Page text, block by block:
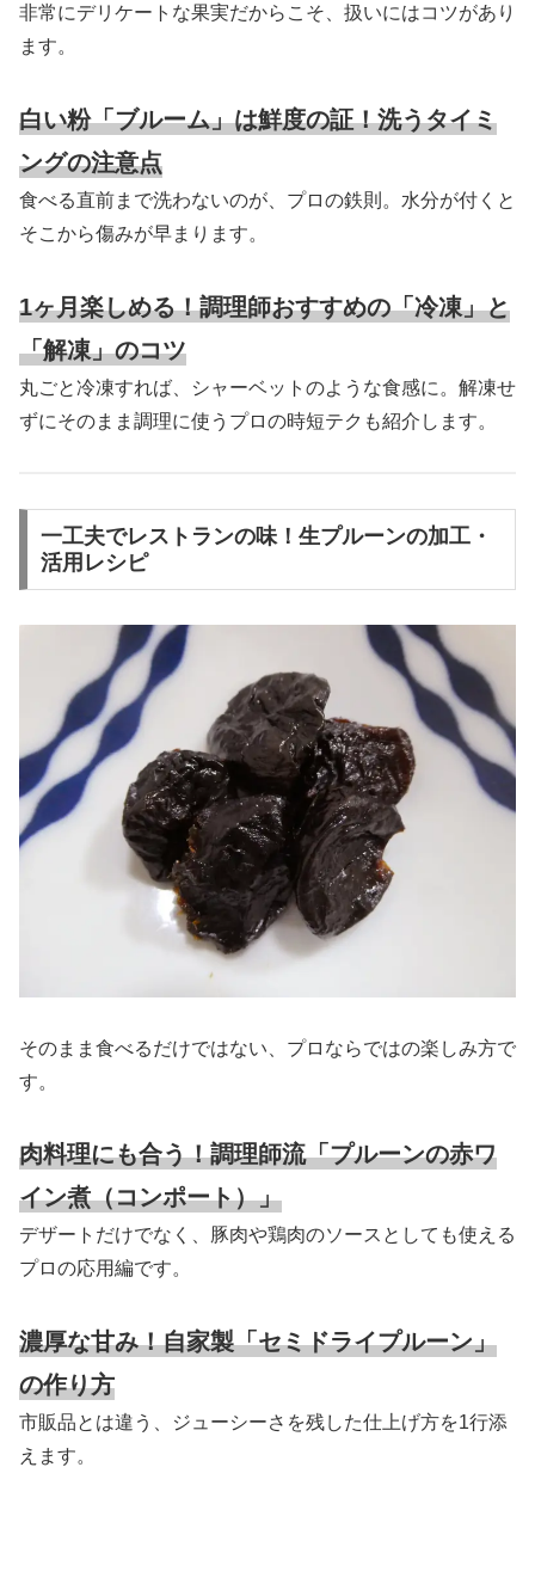
非常にデリケートな果実だからこそ、扱いにはコツがあり
ます。
白い粉「ブルーム」は鮮度の証！洗うタイミ
ングの注意点
食べる直前まで洗わないのが、プロの鉄則。水分が付くと
そこから傷みが早まります。
1ヶ月楽しめる！調理師おすすめの「冷凍」と
「解凍」のコツ
丸ごと冷凍すれば、シャーベットのような食感に。解凍せ
ずにそのまま調理に使うプロの時短テクも紹介します。
一工夫でレストランの味！生プルーンの加工・
活用レシピ
そのまま食べるだけではない、プロならではの楽しみ方で
す。
肉料理にも合う！調理師流「プルーンの赤ワ
イン煮（コンポート）」
デザートだけでなく、豚肉や鶏肉のソースとしても使える
プロの応用編です。
濃厚な甘み！自家製「セミドライプルーン」
の作り方
市販品とは違う、ジューシーさを残した仕上げ方を1行添
えます。